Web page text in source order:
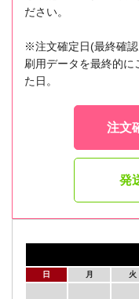
ださい。
※注文確定日(最終確
刷用データを最終的に
た日。
注文
発
日 月 火